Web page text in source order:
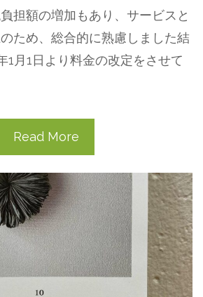
担額の増加もあり、サービスと
ため、総合的に熟慮しました結
1月1日より料金の改定をさせて
Read More